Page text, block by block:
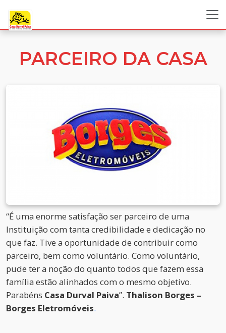
PARCEIRO DA CASA
“É uma enorme satisfação ser parceiro de uma
Instituição com tanta credibilidade e dedicação no
que faz. Tive a oportunidade de contribuir como
parceiro, bem como voluntário. Como voluntário,
pude ter a noção do quanto todos que fazem essa
família estão alinhados com o mesmo objetivo.
Parabéns Casa Durval Paiva”. Thalison Borges –
Borges Eletromóveis.